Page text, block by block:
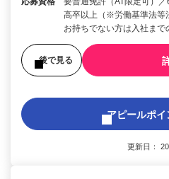
高卒以上（※労働基準法等
お持ちでない方は入社まで
後で見る
アピールポイ
更新日：